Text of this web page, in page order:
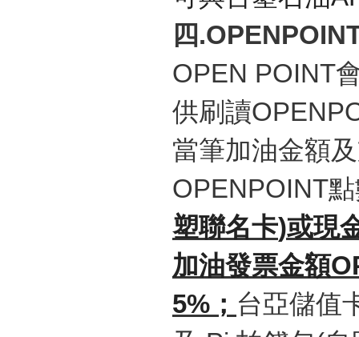
四
OPEN POINT
供刷讀
當筆加油金額
OPENPOINT
塑聯名卡)或現
加油發票金額
5% ； 台亞儲值